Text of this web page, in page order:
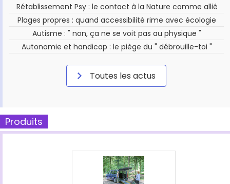
Rétablissement Psy : le contact à la Nature comme allié
Plages propres : quand accessibilité rime avec écologie
Autisme : " non, ça ne se voit pas au physique "
Autonomie et handicap : le piège du " débrouille-toi "
Toutes les actus
Produits